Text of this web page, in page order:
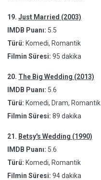
19. Just Married (2003)
IMDB Puanı: 5.5
Türü: Komedi, Romantik
Filmin Süresi: 95 dakika
20. The Big Wedding (2013)
IMDB Puanı: 5.6
Türü: Komedi, Dram, Romantik
Filmin Süresi: 89 dakika
21. Betsy's Wedding (1990)
IMDB Puanı: 5.6
Türü: Komedi, Romantik
Filmin Süresi: 94 dakika